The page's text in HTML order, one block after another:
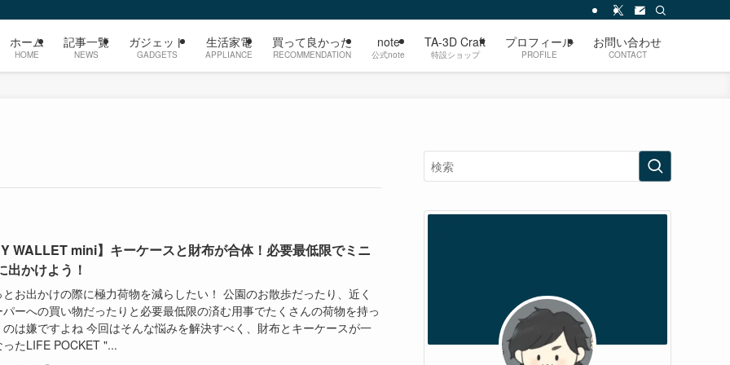
ホーム
HOME
記事一覧
NEWS
ガジェット
GADGETS
生活家電
APPLIANCE
買って良かった
RECOMMENDATION
note
公式note
TA-3D Craft
特設ショップ
プロフィール
PROFILE
お問い合わせ
CONTACT
WALLET mini】キーケースと財布が合体！必要最低限でミニ
出かけよう！
お出かけの際に極力荷物を減らしたい！ 公園のお散歩だったり、近く
ーへの買い物だったりと必要最低限の済む用事でたくさんの荷物を持っ
は嫌ですよね 今回はそんな悩みを解決すべく、財布とキーケースが一
たLIFE POCKET "...